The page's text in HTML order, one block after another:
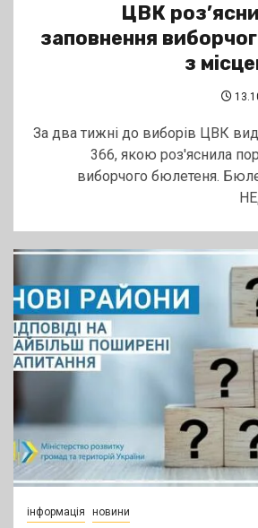
ЦВК
заповнення
з
За два тижні до виборів ЦВК
366, якою роз'яснила
виборчого бюлетеня.
інформація новини